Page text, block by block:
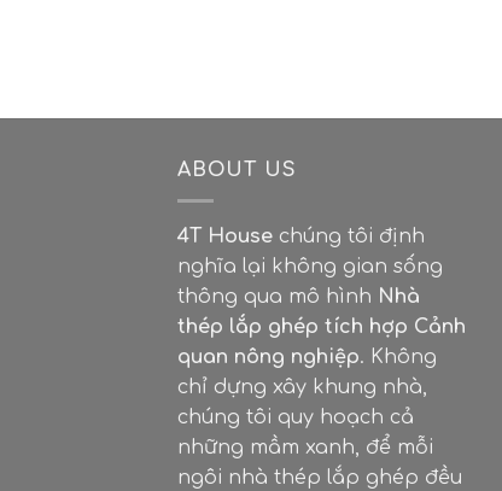
ABOUT US
4T House chúng tôi định
nghĩa lại không gian sống
thông qua mô hình Nhà
thép lắp ghép tích hợp Cảnh
quan nông nghiệp. Không
chỉ dựng xây khung nhà,
chúng tôi quy hoạch cả
những mầm xanh, để mỗi
ngôi nhà thép lắp ghép đều